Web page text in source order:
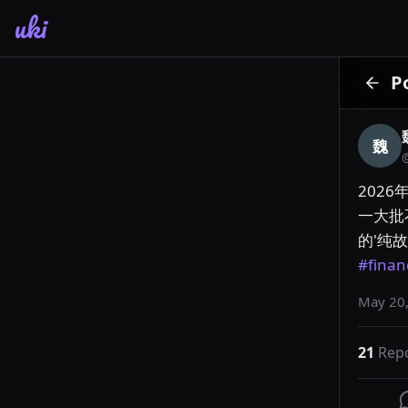
uki
魏
2026
一大
的'纯
May
21